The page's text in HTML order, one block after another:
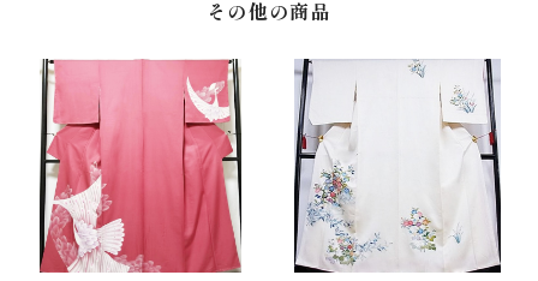
その他の商品